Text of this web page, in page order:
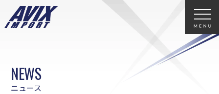
ニュース
NEWS